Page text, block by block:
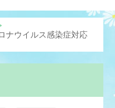
ナウイルス感染症対応